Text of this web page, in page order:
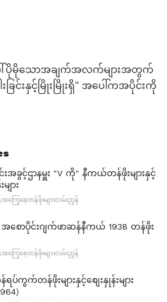
ေါ်ပိုမိုသောအချက်အလက်များအတွက်
းခြင်းနှင့်မြိုးမြိုးရှိ" အပေါ်ကအပိုင်းကို
အခွင့်ဌာနမှူး "V ကို" နီကယ်တန်ဖိုးများနှင့်
ျား
ကြွေစေ့တန်ဖိုးများလမ်းညွှန်
အစောပိုင်းဂျက်ဖာဆန်နီကယ် 1938 တန်ဖိုး
ကြွေစေ့တန်ဖိုးများလမ်းညွှန်
ရပ်ကွက်တန်ဖိုးများနှင့်စျေးနှုန်းများ